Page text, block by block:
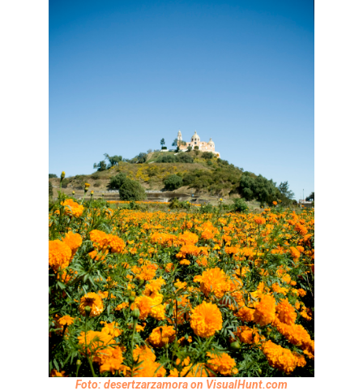
Foto: desertzarzamora on VisualHunt.com